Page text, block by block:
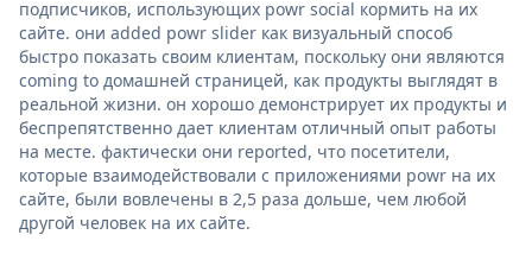
подписчиков, использующих powr social кормить на их
сайте. они added powr slider как визуальный способ
быстро показать своим клиентам, поскольку они являются
coming to домашней страницей, как продукты выглядят в
реальной жизни. он хорошо демонстрирует их продукты и
беспрепятственно дает клиентам отличный опыт работы
на месте. фактически они reported, что посетители,
которые взаимодействовали с приложениями powr на их
сайте, были вовлечены в 2,5 раза дольше, чем любой
другой человек на их сайте.